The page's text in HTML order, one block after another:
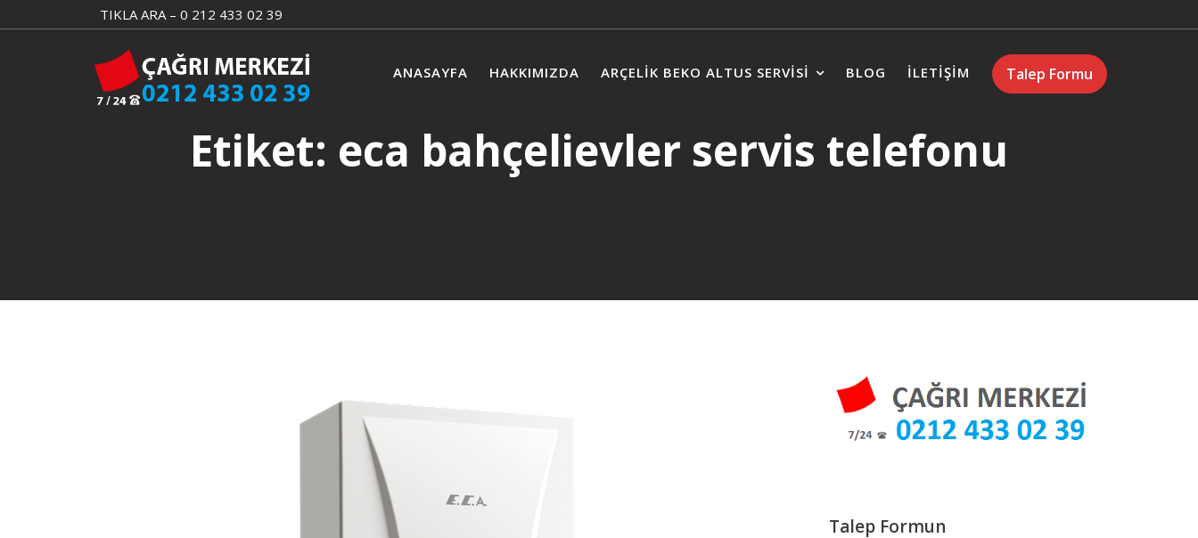
to
TIKLA ARA – 0 212 433 02 39
Talep Formu
ANASAYFA HAKKIMIZDA ARÇELIK BEKO ALTUS SERVISI BLOG İLETIŞIM
Etiket: eca bahçelievler servis telefonu
Talep Formun